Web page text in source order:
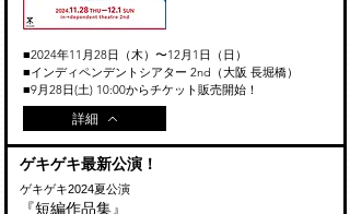
■2024年11月28日（木）〜12月1日（日）
■インディペンデントシアター 2nd（大阪 長堀橋）
​■9月28日(土) 10:00からチケット販売開始！
詳細
ゲキゲキ最新公演！
ゲキゲキ2024夏公演
『短編作品集』